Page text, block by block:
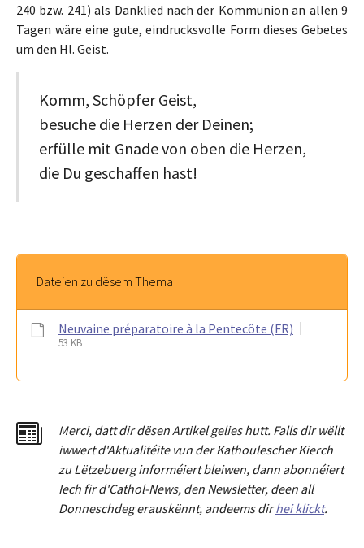
240 bzw. 241) als Danklied nach der Kommunion an allen 9
Tagen wäre eine gute, eindrucksvolle Form dieses Gebetes
um den Hl. Geist.
Komm, Schöpfer Geist,
besuche die Herzen der Deinen;
erfülle mit Gnade von oben die Herzen,
die Du geschaffen hast!
Dateien zu dësem Thema
Neuvaine préparatoire à la Pentecôte (FR)
53 KB
Merci, dattdir dësen Artikel gelies hutt. Falls dir wëllt
iwwert d'Aktualitéite vun der Kathoulescher Kierch
zu Lëtzebuerg informéiert bleiwen, dann abonnéiert
Iech fir d'Cathol-News, den Newsletter, deen all
Donneschdeg erauskënnt, andeems dirhei klickt.